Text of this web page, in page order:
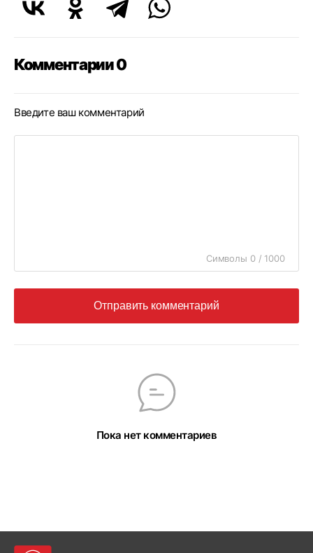
Комментарии 0
Введите ваш комментарий
Символы 0 / 1000
Отправить комментарий
Пока нет комментариев